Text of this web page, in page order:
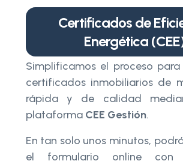
Certificados de
Energética
Simplificamos el proceso
certificados inmobiliarios de
rápida y de calidad
plataforma CEE Gestión.
En tan solo unos minutos,
el formulario online